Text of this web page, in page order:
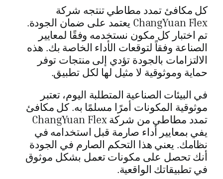
كل مكافئ تمدد مطاطي تنتجه شركة
ChangYuan Flex يعتمد على ضمان الجودة.
تم اختبار كل مكون نستخدمه وفقًا لمعايير
الصناعة وفقاً لتوقعات الأداء الخاصة بك. هذه
الالتزامات بالجودة تؤدي إلى منتجات توفر
حماية وموثوقية لا مثيل لها لكل تطبيق.
في البيئات الصناعية المتطلبة اليوم، تعتبر
موثوقية المكونات أمرًا مسلمًا به. كل مكافئ
تمدد مطاطي من شركة ChangYuan Flex
يفي بمعايير أداء صارمة قبل استخدامه في
نظامك. يعني هذا التحكم الصارم في الجودة
أنك تحصل على مكونات تعمل بشكل موثوق
في تطبيقاتك الواقعية.